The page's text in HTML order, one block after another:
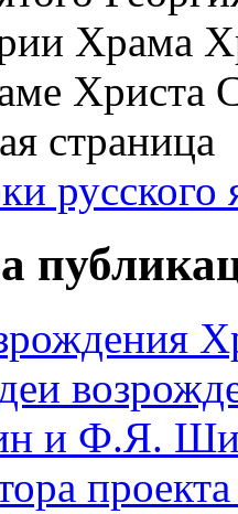
Храма
Христа
страница
русского
и Ф.Я.